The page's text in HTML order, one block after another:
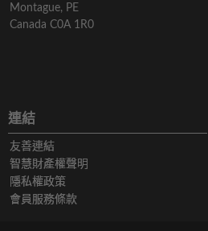
Montague, PE
Canada C0A 1R0
連結
友善連結
智慧財產權聲明
隱私權政策
會員服務條款